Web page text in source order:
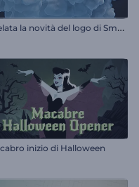
S
velata la novità del logo di Smoky
inizio di Halloween